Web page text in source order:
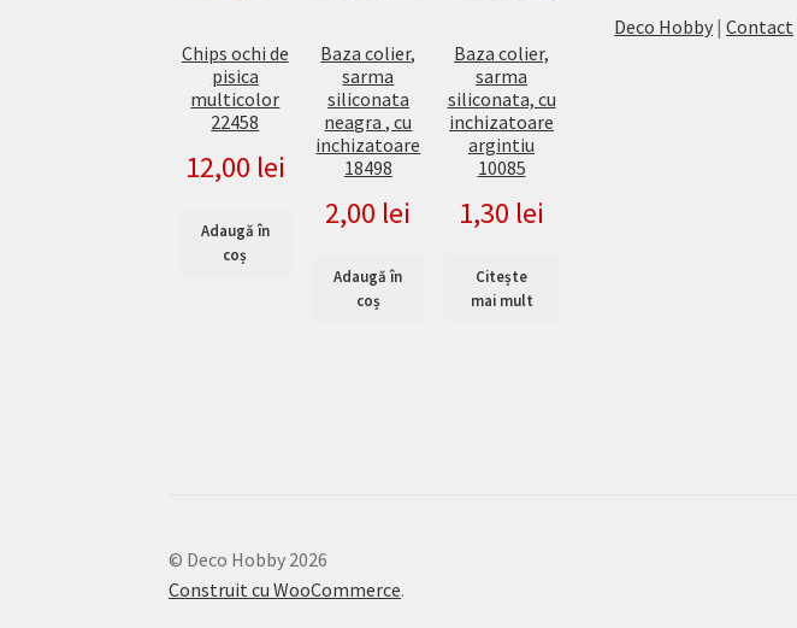
Chips ochi de
pisica
multicolor
22458
12,00 lei
Adaugă în
coș
Baza colier,
sarma
siliconata
neagra , cu
inchizatoare
18498
2,00 lei
Adaugă în
coș
Baza colier,
sarma
siliconata, cu
inchizatoare
argintiu
10085
1,30 lei
Citește
mai mult
Deco Hobby |Contact
© Deco Hobby 2026
Construit cu WooCommerce.